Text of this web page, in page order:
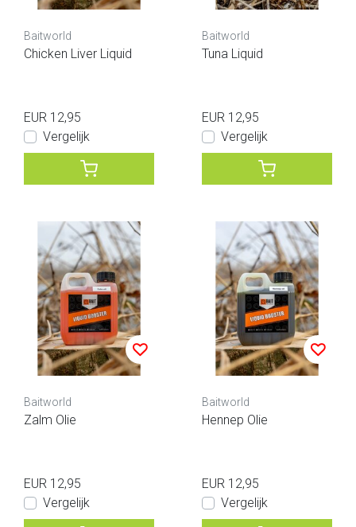
Baitworld
Chicken Liver Liquid
EUR 12,95
Vergelijk
Baitworld
Tuna Liquid
EUR 12,95
Vergelijk
Baitworld
Zalm Olie
EUR 12,95
Vergelijk
Baitworld
Hennep Olie
EUR 12,95
Vergelijk